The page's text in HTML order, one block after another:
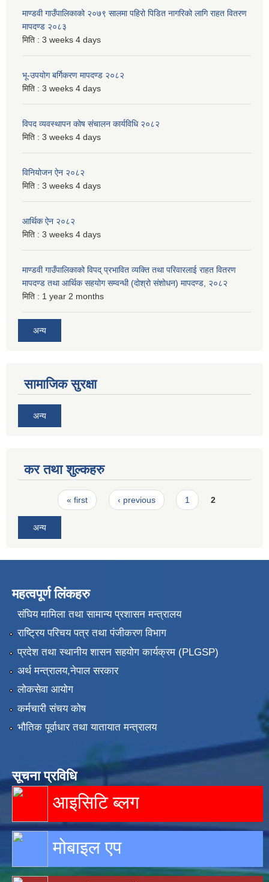
माण्डवी गाउँपालिकाको २०७९ सालमा पहिरो पिडित नागरिको लागि राहत वितरण
मापदण्ड २०८३
मिति : 3 weeks 4 days
भू-उपयोग बर्गिकरण मापदण्ड २०८२
मिति : 3 weeks 4 days
विपद व्यवस्थापन कोष संचालन कार्यविधि २०८२
मिति : 3 weeks 4 days
विनियोजन ऐन २०८२
मिति : 3 weeks 4 days
आर्थिक ऐन २०८२
मिति : 3 weeks 4 days
माण्डवी गाउँपालिकाको विपद् प्रभावित व्यक्ति तथा परिवारलाई राहत वितरण
मापदण्ड तथा आर्थिक सहयोग सम्वन्धी (दोश्रो संशोधन) मापदण्ड, २०८२
मिति : 1 year 2 months
अन्य
सामाजिक सुरक्षा
अन्य
कर तथा शुल्कहरु
Pages« first ‹ previous 1 2
अन्य
महत्वपूर्ण लिंकहरु
संघिय मामिला तथा सामान्य प्रशासन मन्त्रालय
राष्ट्रिय परिचय पत्र तथा पंजीकरण विभाग
प्रदेश तथा स्थानीय शासन सहयोग कार्यक्रम (PLGSP)
अर्थ मन्त्रालय,नेपाल सरकार
लोकसेवा आयोग
कर्मचारी संचय कोष
भौतिक पूर्वाधार तथा यातायात मन्त्रालय
सूचना प्रविधि
आइसिटि ब्लग
मोबाइल एप